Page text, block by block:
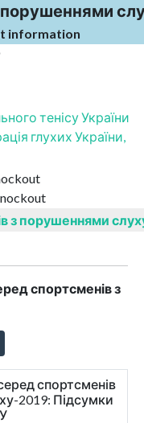
information
тенісу України
глухих України,
з порушеннями
спортсменів з
спортсменів
2019: Підсумки